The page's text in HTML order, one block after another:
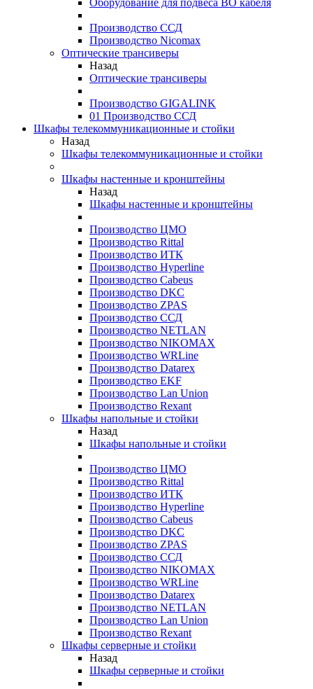
Оборудование для подвеса ВО кабеля
Производство ССД
Производство Nicomax
Оптические трансиверы
Назад
Оптические трансиверы
Производство GIGALINK
01 Производство ССД
Шкафы телекоммуникационные и стойки
Назад
Шкафы телекоммуникационные и стойки
Шкафы настенные и кронштейны
Назад
Шкафы настенные и кронштейны
Производство ЦМО
Производство Rittal
Производство ИТК
Производство Hyperline
Производство Cabeus
Производство DKC
Производство ZPAS
Производство ССД
Производство NETLAN
Производство NIKOMAX
Производство WRLine
Производство Datarex
Производство EKF
Производство Lan Union
Производство Rexant
Шкафы напольные и стойки
Назад
Шкафы напольные и стойки
Производство ЦМО
Производство Rittal
Производство ИТК
Производство Hyperline
Производство Cabeus
Производство DKC
Производство ZPAS
Производство ССД
Производство NIKOMAX
Производство WRLine
Производство Datarex
Производство NETLAN
Производство Lan Union
Производство Rexant
Шкафы серверные и стойки
Назад
Шкафы серверные и стойки